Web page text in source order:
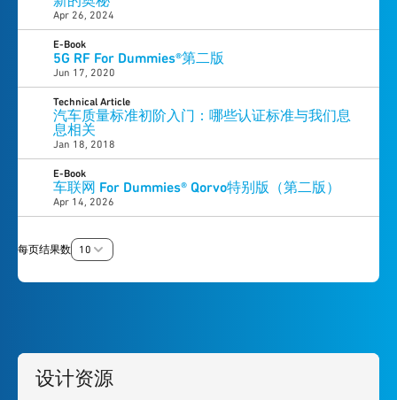
Apr 26, 2024
E-Book
5G RF For Dummies®第二版
Jun 17, 2020
Technical Article
汽车质量标准初阶入门：哪些认证标准与我们息
息相关
Jan 18, 2018
E-Book
车联网 For Dummies® Qorvo特别版（第二版）
Apr 14, 2026
每页结果数 10
设计资源